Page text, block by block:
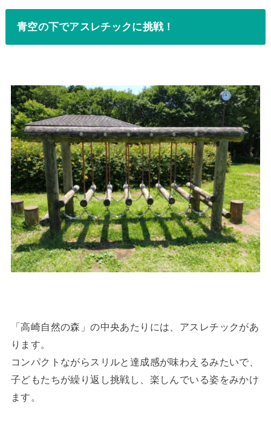
青空の下でアスレチックに挑戦！
「高崎自然の森」の中央あたりには、アスレチックがあ
ります。
コンパクトながらスリルと達成感が味わえるみたいで、
子どもたちが繰り返し挑戦し、楽しんでいる姿をみかけ
ます。